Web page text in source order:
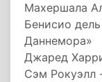
Махершала
Бенисио
Даннемора»
Джаред
Сэм Рокуэлл